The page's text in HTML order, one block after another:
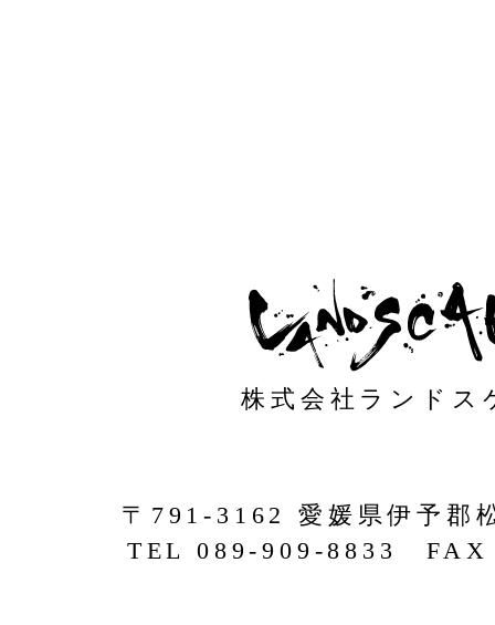
〒791-3162 愛媛県伊予郡
TEL 089-909-8833 FAX
株式会社ランドス